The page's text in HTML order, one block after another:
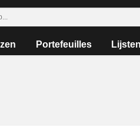
Portefeuilles Lijsten